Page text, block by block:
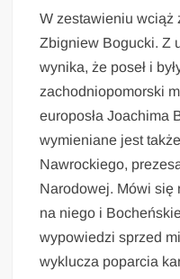
W zestawieniu wciąż
Zbigniew Bogucki. Z
wynika, że poseł i
zachodniopomorski
europosła Joachima
wymieniane jest
Nawrockiego,
Narodowej. Mówi się
na niego i
wypowiedzi sprzed
wyklucza poparcia